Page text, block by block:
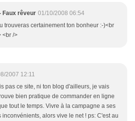
Faux rêveur 01/10/2008 06:54
trouveras certainement ton bonheur :-)<br
<br />
2007 12:11
pas ce site, ni ton blog d'ailleurs, je vais
bien pratique de commander en ligne
tout le temps. Vivre à la campagne a ses
inconvénients, alors vive le net ! ps: C'est au